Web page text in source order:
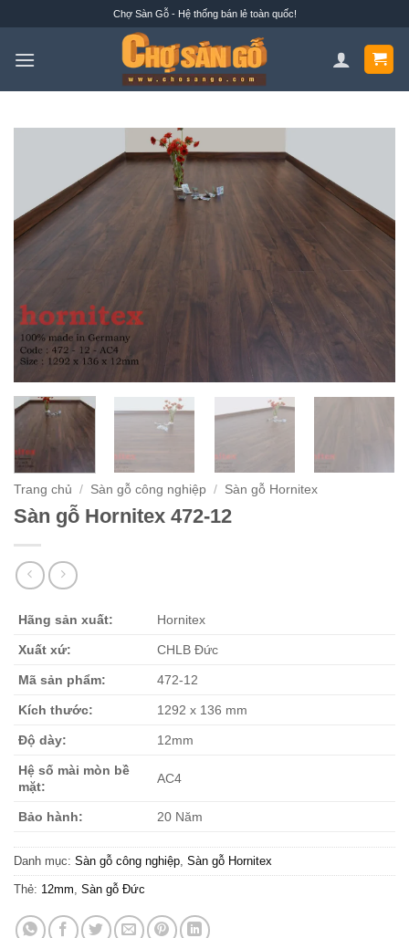
nội
Chợ Sàn Gỗ - Hệ thống bán lẻ toàn quốc!
Trang chủ / Sàn gỗ công nghiệp / Sàn gỗ Hornitex
Sàn gỗ Hornitex 472-12
Hãng sản xuất: Hornitex
Xuất xứ: CHLB Đức
Mã sản phẩm: 472-12
Kích thước: 1292 x 136 mm
Độ dày: 12mm
Hệ số mài mòn bề
mặt:
AC4
Bảo hành: 20 Năm
Danh mục: Sàn gỗ công nghiệp, Sàn gỗ Hornitex
Thẻ: 12mm, Sàn gỗ Đức